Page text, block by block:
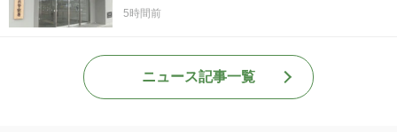
5時間前
ニュース記事一覧